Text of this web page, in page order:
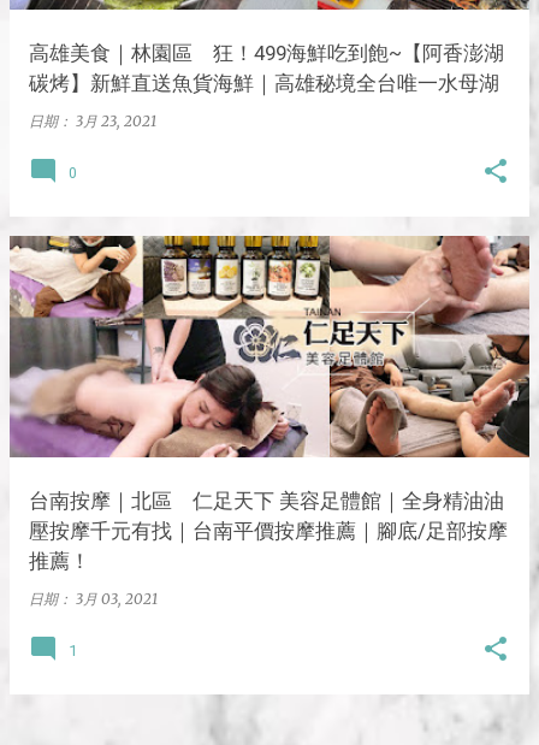
高雄美食｜林園區 狂！499海鮮吃到飽~【阿香澎湖
碳烤】新鮮直送魚貨海鮮｜高雄秘境全台唯一水母湖
日期： 3月 23, 2021
0
台南按摩｜北區 仁足天下 美容足體館｜全身精油油
壓按摩千元有找｜台南平價按摩推薦｜腳底/足部按摩
推薦！
日期： 3月 03, 2021
1